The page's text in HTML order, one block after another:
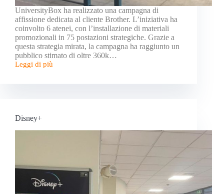
UniversityBox ha realizzato una campagna di
affissione dedicata al cliente Brother. L’iniziativa ha
coinvolto 6 atenei, con l’installazione di materiali
promozionali in 75 postazioni strategiche. Grazie a
questa strategia mirata, la campagna ha raggiunto un
pubblico stimato di oltre 360k…
Leggi di più
Disney+